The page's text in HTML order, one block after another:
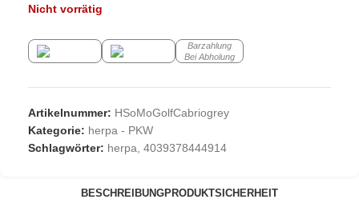
Nicht vorrätig
Barzahlung
Bei Abholung
Artikelnummer: HSoMoGolfCabriogrey
Kategorie: herpa - PKW
Schlagwörter: herpa, 4039378444914
BESCHREIBUNGPRODUKTSICHERHEIT